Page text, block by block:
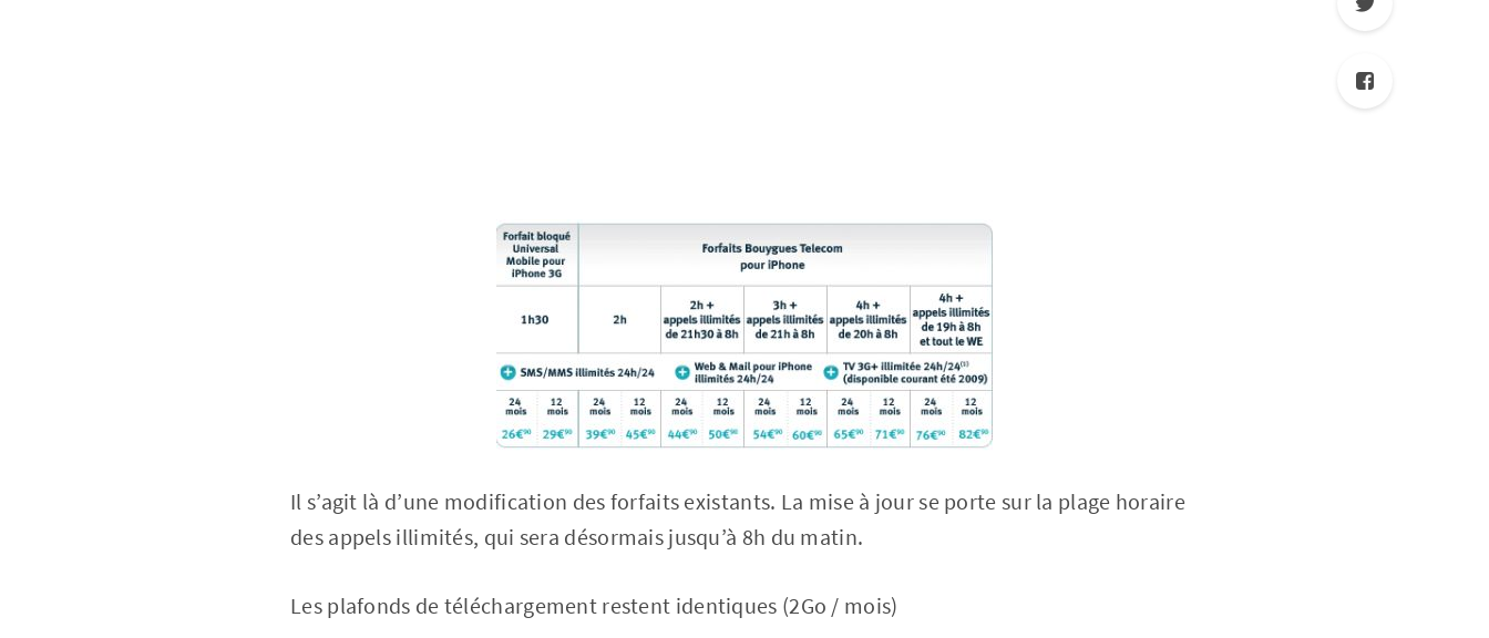
Il s’agit là d’une modification des forfaits existants. La mise à jour se porte sur la plage horaire
des appels illimités, qui sera désormais jusqu’à 8h du matin.
Les plafonds de téléchargement restent identiques (2Go / mois)